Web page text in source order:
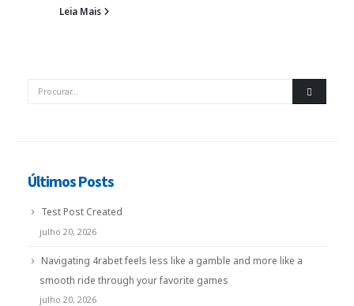
Leia Mais
Últimos Posts
Test Post Created
julho 20, 2026
Navigating 4rabet feels less like a gamble and more like a
smooth ride through your favorite games
julho 20, 2026